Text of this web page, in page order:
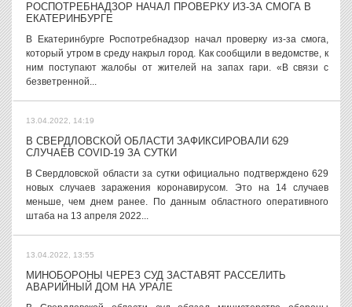
РОСПОТРЕБНАДЗОР НАЧАЛ ПРОВЕРКУ ИЗ-ЗА СМОГА В
ЕКАТЕРИНБУРГЕ
В Екатеринбурге Роспотребнадзор начал проверку из-за смога,
который утром в среду накрыл город. Как сообщили в ведомстве, к
ним поступают жалобы от жителей на запах гари. «В связи с
безветренной...
13.04.2022, 14:19
В СВЕРДЛОВСКОЙ ОБЛАСТИ ЗАФИКСИРОВАЛИ 629
СЛУЧАЕВ COVID-19 ЗА СУТКИ
В Свердловской области за сутки официально подтверждено 629
новых случаев заражения коронавирусом. Это на 14 случаев
меньше, чем днем ранее. По данным областного оперативного
штаба на 13 апреля 2022...
13.04.2022, 13:55
МИНОБОРОНЫ ЧЕРЕЗ СУД ЗАСТАВЯТ РАССЕЛИТЬ
АВАРИЙНЫЙ ДОМ НА УРАЛЕ